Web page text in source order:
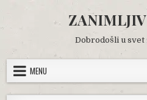
content
Dobrodošli u
MENU